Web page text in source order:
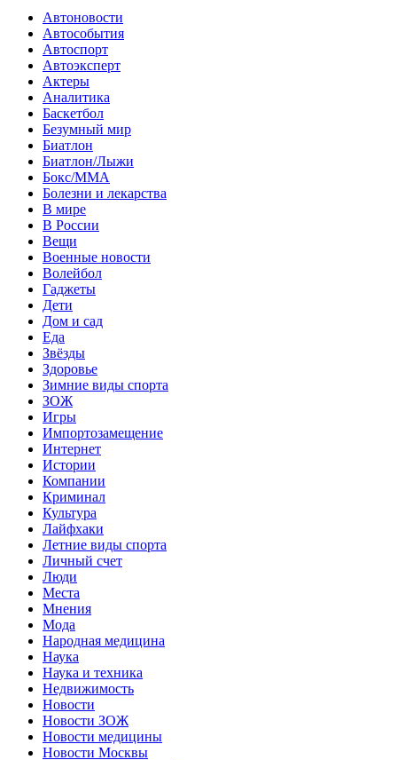
Автоновости
Автособытия
Автоспорт
Автоэксперт
Актеры
Аналитика
Баскетбол
Безумный мир
Биатлон
Биатлон/Лыжи
Бокс/MMA
Болезни и лекарства
В мире
В России
Вещи
Военные новости
Волейбол
Гаджеты
Дети
Дом и сад
Еда
Звёзды
Здоровье
Зимние виды спорта
ЗОЖ
Игры
Импортозамещение
Интернет
Истории
Компании
Криминал
Культура
Лайфхаки
Летние виды спорта
Личный счет
Люди
Места
Мнения
Мода
Народная медицина
Наука
Наука и техника
Недвижимость
Новости
Новости ЗОЖ
Новости медицины
Новости Москвы